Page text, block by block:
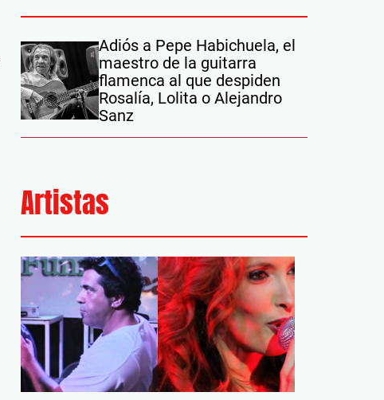
Adiós a Pepe Habichuela, el
maestro de la guitarra
flamenca al que despiden
Rosalía, Lolita o Alejandro
Sanz
Artistas